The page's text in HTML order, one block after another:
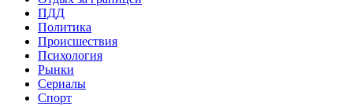
ПДД
Политика
Происшествия
Психология
Рынки
Сериалы
Спорт